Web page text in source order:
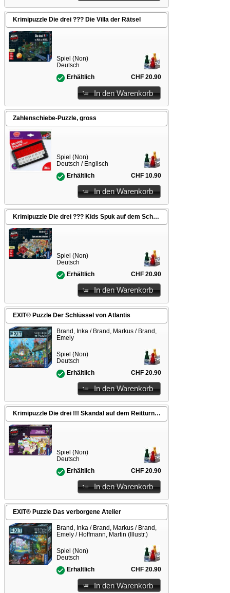
Krimipuzzle Die drei ??? Die Villa der Rätsel
Spiel (Non)
Deutsch
Erhältlich
CHF 20.90
In den Warenkorb
Zahlenschiebe-Puzzle, gross
Spiel (Non)
Deutsch / Englisch
Erhältlich
CHF 10.90
In den Warenkorb
Krimipuzzle Die drei ??? Kids Spuk auf dem Schulfest
Spiel (Non)
Deutsch
Erhältlich
CHF 20.90
In den Warenkorb
EXIT® Puzzle Der Schlüssel von Atlantis
Brand, Inka / Brand, Markus / Brand,
Emely
Spiel (Non)
Deutsch
Erhältlich
CHF 20.90
In den Warenkorb
Krimipuzzle Die drei !!! Skandal auf dem Reitturnier
Spiel (Non)
Deutsch
Erhältlich
CHF 20.90
In den Warenkorb
EXIT® Puzzle Das verborgene Atelier
Brand, Inka / Brand, Markus / Brand,
Emely / Hoffmann, Martin (Illustr.)
Spiel (Non)
Deutsch
Erhältlich
CHF 20.90
In den Warenkorb